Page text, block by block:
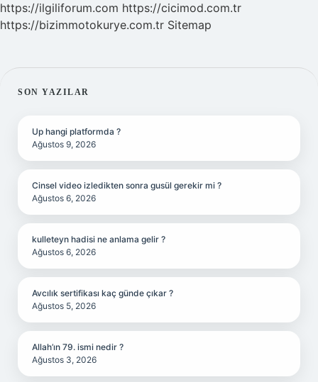
https://ilgiliforum.com https://cicimod.com.tr
https://bizimmotokurye.com.tr Sitemap
SIDEBAR
SON YAZILAR
Up hangi platformda ?
Ağustos 9, 2026
Cinsel video izledikten sonra gusül gerekir mi ?
Ağustos 6, 2026
kulleteyn hadisi ne anlama gelir ?
Ağustos 6, 2026
Avcılık sertifikası kaç günde çıkar ?
Ağustos 5, 2026
Allah’ın 79. ismi nedir ?
Ağustos 3, 2026